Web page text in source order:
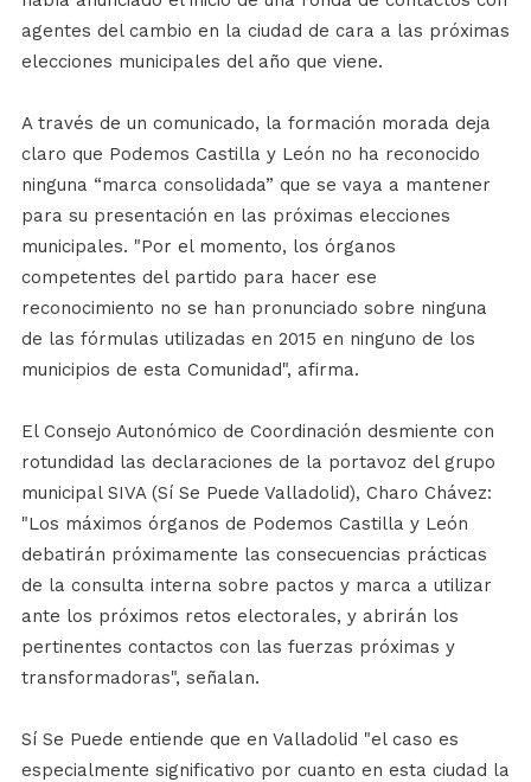
agentes del cambio en la ciudad de cara a las próximas
elecciones municipales del año que viene.
A través de un comunicado, la formación morada deja
claro que Podemos Castilla y León no ha reconocido
ninguna “marca consolidada” que se vaya a mantener
para su presentación en las próximas elecciones
municipales. "Por el momento, los órganos
competentes del partido para hacer ese
reconocimiento no se han pronunciado sobre ninguna
de las fórmulas utilizadas en 2015 en ninguno de los
municipios de esta Comunidad", afirma.
El Consejo Autonómico de Coordinación desmiente con
rotundidad las declaraciones de la portavoz del grupo
municipal SIVA (Sí Se Puede Valladolid), Charo Chávez:
"Los máximos órganos de Podemos Castilla y León
debatirán próximamente las consecuencias prácticas
de la consulta interna sobre pactos y marca a utilizar
ante los próximos retos electorales, y abrirán los
pertinentes contactos con las fuerzas próximas y
transformadoras", señalan.
Sí Se Puede entiende que en Valladolid "el caso es
especialmente significativo por cuanto en esta ciudad la